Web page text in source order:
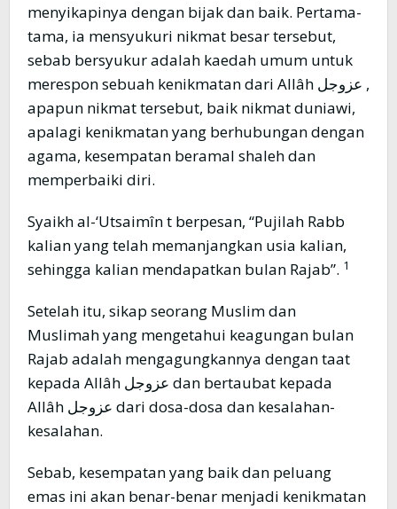
menyikapinya dengan bijak dan baik. Pertama-
tama, ia mensyukuri nikmat besar tersebut,
sebab bersyukur adalah kaedah umum untuk
merespon sebuah kenikmatan dari Allâh عزوجل ,
apapun nikmat tersebut, baik nikmat duniawi,
apalagi kenikmatan yang berhubungan dengan
agama, kesempatan beramal shaleh dan
memperbaiki diri.
Syaikh al-‘Utsaimîn t berpesan, “Pujilah Rabb
kalian yang telah memanjangkan usia kalian,
sehingga kalian mendapatkan bulan Rajab”. 1
Setelah itu, sikap seorang Muslim dan
Muslimah yang mengetahui keagungan bulan
Rajab adalah mengagungkannya dengan taat
kepada Allâh عزوجل dan bertaubat kepada
Allâh عزوجل dari dosa-dosa dan kesalahan-
kesalahan.
Sebab, kesempatan yang baik dan peluang
emas ini akan benar-benar menjadi kenikmatan